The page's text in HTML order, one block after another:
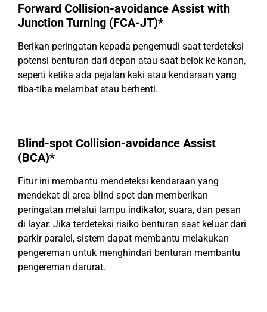
Forward Collision-avoidance Assist with
Junction Turning (FCA-JT)*
Berikan peringatan kepada pengemudi saat terdeteksi
potensi benturan dari depan atau saat belok ke kanan,
seperti ketika ada pejalan kaki atau kendaraan yang
tiba-tiba melambat atau berhenti.
Blind-spot Collision-avoidance Assist
(BCA)*
Fitur ini membantu mendeteksi kendaraan yang
mendekat di area blind spot dan memberikan
peringatan melalui lampu indikator, suara, dan pesan
di layar. Jika terdeteksi risiko benturan saat keluar dari
parkir paralel, sistem dapat membantu melakukan
pengereman untuk menghindari benturan membantu
pengereman darurat.